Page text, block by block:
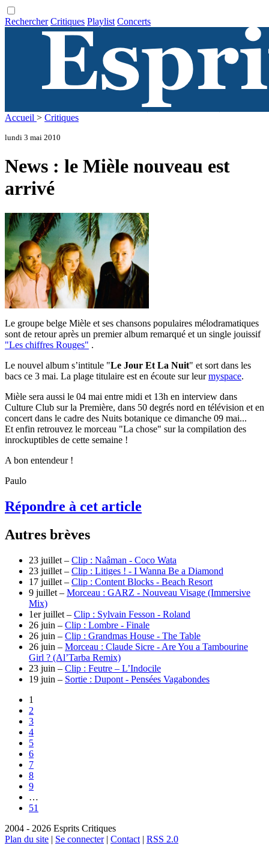
Rechercher Critiques Playlist Concerts
Accueil > Critiques
lundi 3 mai 2010
News : le Mièle nouveau est
arrivé
Le groupe belge Mièle et ses chansons populaires mélodramatiques
sont de retour après un premier album remarqué et un single jouissif
"Les chiffres Rouges" .
Le nouvel album s’intitule "Le Jour Et La Nuit" et sort dans les
bacs ce 3 mai. La plage titulaire est en écoute sur leurmyspace.
Mièle sera aussi le 04 mai entre midi et 13h en interview dans
Culture Club sur la Première, dans 50 degrés nord en télévision et en
concert dans le cadre des Nuits botanique ce dimanche 09 mai...
Et enfin retrouvez le morceau "La chose" sur la compilation des
inrockuptibles de cette semaine !
A bon entendeur !
Paulo
Répondre à cet article
Autres brèves
23 juillet – Clip : Naâman - Coco Wata
23 juillet – Clip : Litiges ! - I Wanna Be a Diamond
17 juillet – Clip : Content Blocks - Beach Resort
9 juillet – Morceau : GARZ - Nouveau Visage (Immersive
Mix)
1er juillet – Clip : Sylvain Fesson - Roland
26 juin – Clip : Lombre - Finale
26 juin – Clip : Grandmas House - The Table
26 juin – Morceau : Claude Sicre - Are You a Tambourine
Girl ? (Al’Tarba Remix)
23 juin – Clip : Feutre – L’Indocile
19 juin – Sortie : Dupont - Pensées Vagabondes
1
2
3
4
5
6
7
8
9
…
51
2004 - 2026 Esprits Critiques
Plan du site | Se connecter| Contact | RSS 2.0